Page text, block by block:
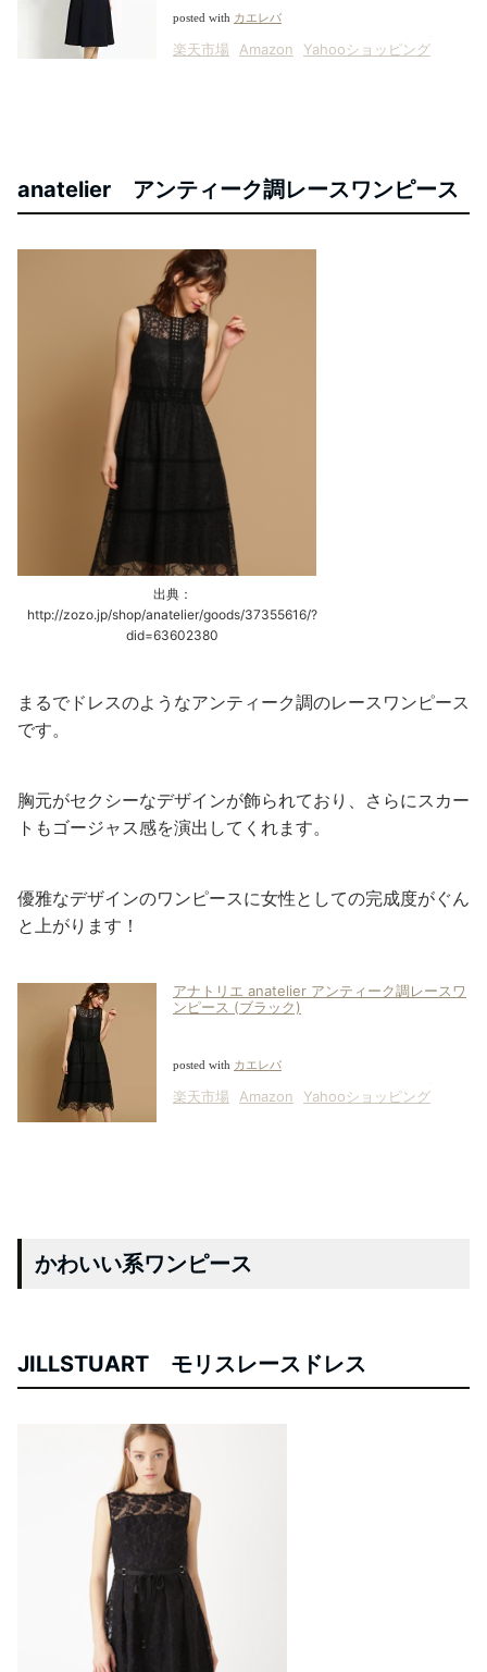
posted with カエレバ
楽天市場 Amazon Yahooショッピング
anatelier アンティーク調レースワンピース
出典：
http://zozo.jp/shop/anatelier/goods/37355616/?
did=63602380
まるでドレスのようなアンティーク調のレースワンピース
です。
胸元がセクシーなデザインが飾られており、さらにスカー
トもゴージャス感を演出してくれます。
優雅なデザインのワンピースに女性としての完成度がぐん
と上がります！
アナトリエ anatelier アンティーク調レースワ
ンピース (ブラック)
posted with カエレバ
楽天市場 Amazon Yahooショッピング
かわいい系ワンピース
JILLSTUART モリスレースドレス